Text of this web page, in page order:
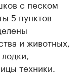
с песком
5 пунктов
и животных,
техники.